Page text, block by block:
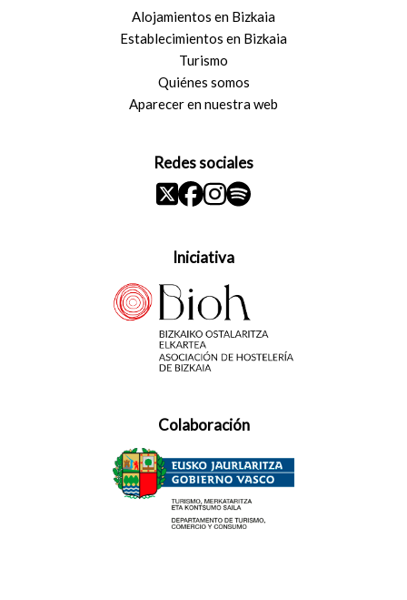
Alojamientos en Bizkaia
Establecimientos en Bizkaia
Turismo
Quiénes somos
Aparecer en nuestra web
Redes sociales
Iniciativa
Colaboración